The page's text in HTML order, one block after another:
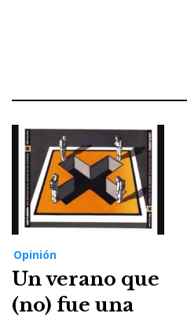
Opinión
Un verano que
(no) fue una